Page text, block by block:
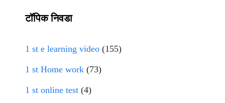
टॉपिक निवडा
1 st e learning video (155)
1 st Home work (73)
1 st online test (4)